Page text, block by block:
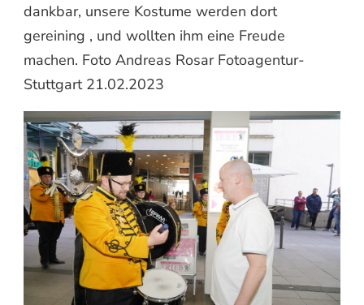
dankbar, unsere Kostume werden dort
gereining , und wollten ihm eine Freude
machen. Foto Andreas Rosar Fotoagentur-
Stuttgart 21.02.2023